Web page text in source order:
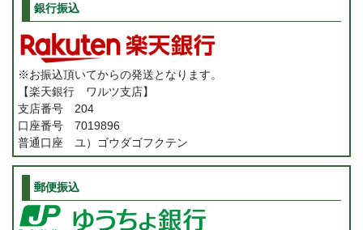
銀行振込
※お振込頂いてからの発送となります。
【楽天銀行 ワルツ支店】
支店番号 204
口座番号 7019896
普通口座 ユ）ゴウダゴフクテン
郵便振込